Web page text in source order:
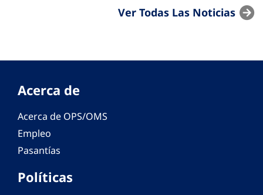
Ver Todas Las Noticias
Acerca de
Acerca de OPS/OMS
Empleo
Pasantías
Políticas